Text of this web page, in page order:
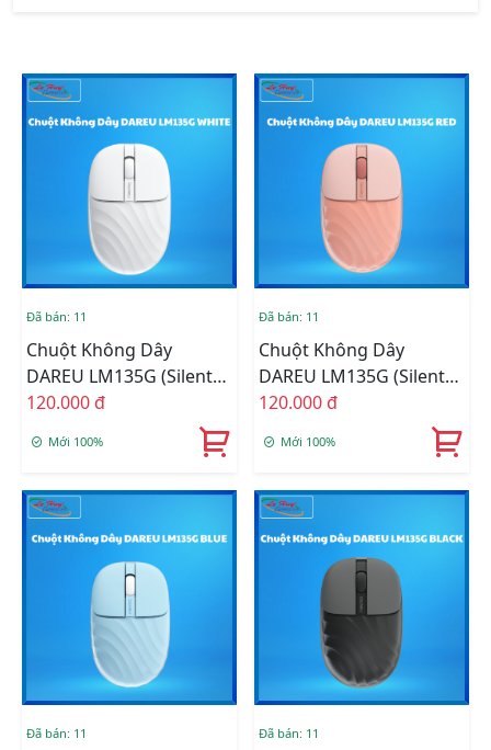
Đã bán: 11
Chuột Không Dây
DAREU LM135G (Silent
SW) White
120.000 đ
Mới 100%
Đã bán: 11
Chuột Không Dây
DAREU LM135G (Silent
SW) Red
120.000 đ
Mới 100%
Đã bán: 11 Đã bán: 11